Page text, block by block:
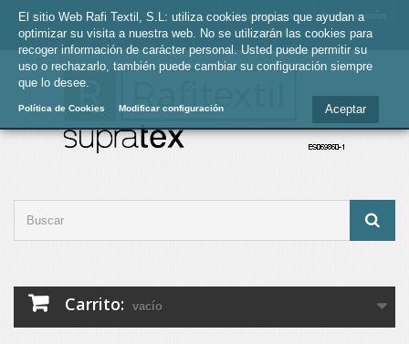
Iniciar sesión
Contacte con
nosotros
Carrito: vacío
El sitio Web Rafi Textil, S.L: utiliza cookies propias que ayudan a
optimizar su visita a nuestra web. No se utilizarán las cookies para
recoger información de carácter personal. Usted puede permitir su
uso o rechazarlo, también puede cambiar su configuración siempre
que lo desee.
Política de Cookies Modificar configuración Aceptar